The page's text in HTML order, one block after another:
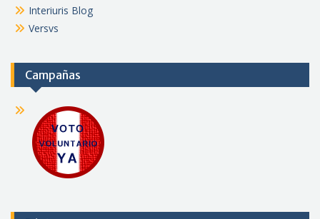
Interiuris Blog
Versvs
Campañas